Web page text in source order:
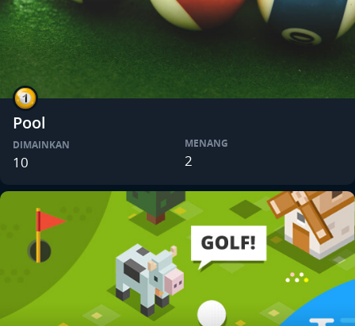
Pool
DIMAINKAN
10
MENANG
2